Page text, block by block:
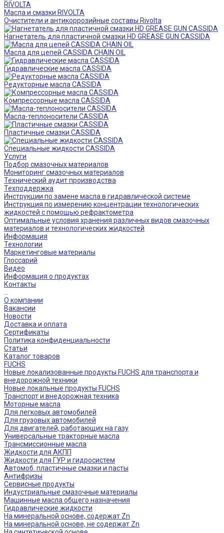
RIVOLTA
Масла и смазки RIVOLTA
Очистители и антикоррозийные составы Rivolta
Нагнетатель для пластичной смазки HD GREASE GUN CASSIDA
Масла для цепей CASSIDA CHAIN OIL
Гидравлические масла CASSIDA
Редукторные масла CASSIDA
Компрессорные масла CASSIDA
Масла-теплоносители CASSIDA
Пластичные смазки CASSIDA
Специальные жидкости CASSIDA
Услуги
Подбор смазочных материалов
Мониторинг смазочных материалов
Технический аудит производства
Техподдержка
Инструкции по замене масла в гидравлической системе
Инструкция по измерению концентрации технологических
жидкостей с помощью рефрактометра
Оптимальные условия хранения различных видов смазочных
материалов и технологических жидкостей
Информация
Технологии
Маркетинговые материалы
Глоссарий
Видео
Информация о продуктах
Контакты
О компании
Вакансии
Новости
Доставка и оплата
Сертификаты
Политика конфиденциальности
Статьи
Каталог товаров
FUCHS
Новые локализованные продукты FUCHS для транспорта и
внедорожной техники
Новые локальные продукты FUCHS
Транспорт и внедорожная техника
Моторные масла
Для легковых автомобилей
Для грузовых автомобилей
Для двигателей, работающих на газу
Универсальные тракторные масла
Трансмиссионные масла
Жидкости для АКПП
Жидкости для ГУР и гидросистем
Автомоб. пластичные смазки и пасты
Антифризы
Сервисные продукты
Индустриальные смазочные материалы
Машинные масла общего назначения
Гидравлические жидкости
На минеральной основе, содержат Zn
На минеральной основе, не содержат Zn